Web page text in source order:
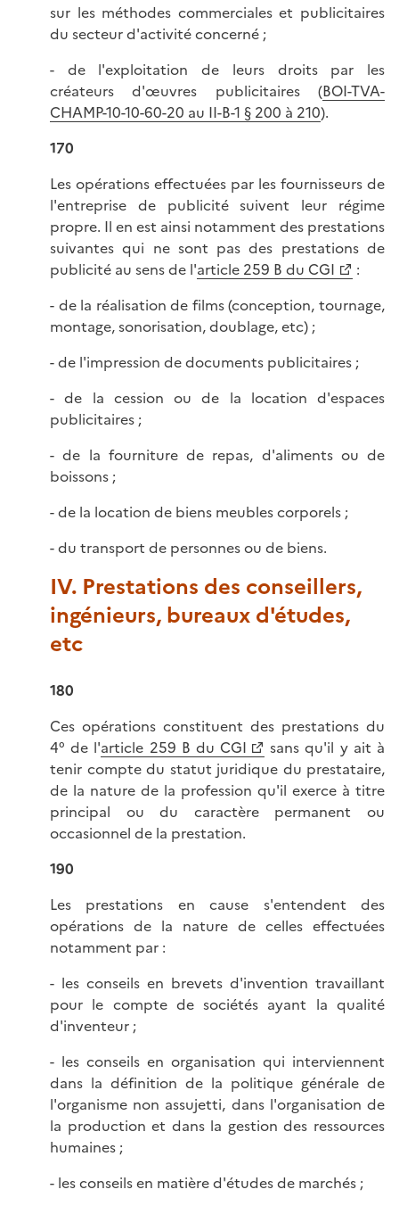
sur les méthodes commerciales et publicitaires
du secteur d'activité concerné ;
- de l'exploitation de leurs droits par les
créateurs d'œuvres publicitaires (BOI-TVA-
CHAMP-10-10-60-20 au II-B-1 § 200 à 210).
170
Les opérations effectuées par les fournisseurs de
l'entreprise de publicité suivent leur régime
propre. Il en est ainsi notamment des prestations
suivantes qui ne sont pas des prestations de
publicité au sens de l'article 259 B du CGI
:
- de la réalisation de films (conception, tournage,
montage, sonorisation, doublage, etc) ;
- de l'impression de documents publicitaires ;
- de la cession ou de la location d'espaces
publicitaires ;
- de la fourniture de repas, d'aliments ou de
boissons ;
- de la location de biens meubles corporels ;
- du transport de personnes ou de biens.
IV. Prestations des conseillers,
ingénieurs, bureaux d'études,
etc
180
Ces opérations constituent des prestations du
4° de l'article 259 B du CGI
sans qu'il y ait à
tenir compte du statut juridique du prestataire,
de la nature de la profession qu'il exerce à titre
principal ou du caractère permanent ou
occasionnel de la prestation.
190
Les prestations en cause s'entendent des
opérations de la nature de celles effectuées
notamment par :
- les conseils en brevets d'invention travaillant
pour le compte de sociétés ayant la qualité
d'inventeur ;
- les conseils en organisation qui interviennent
dans la définition de la politique générale de
l'organisme non assujetti, dans l'organisation de
la production et dans la gestion des ressources
humaines ;
- les conseils en matière d'études de marchés ;